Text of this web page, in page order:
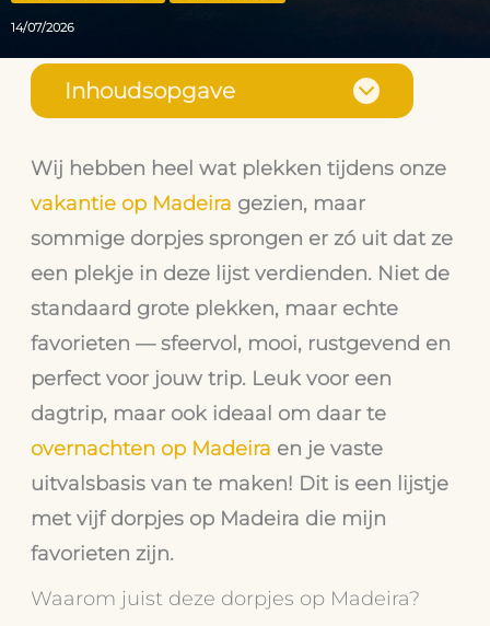
14/07/2026
Inhoudsopgave
Wij hebben heel wat plekken tijdens onze
vakantie op Madeira gezien, maar
sommige dorpjes sprongen er zó uit dat ze
een plekje in deze lijst verdienden. Niet de
standaard grote plekken, maar echte
favorieten — sfeervol, mooi, rustgevend en
perfect voor jouw trip. Leuk voor een
dagtrip, maar ook ideaal om daar te
overnachten op Madeira en je vaste
uitvalsbasis van te maken! Dit is een lijstje
met vijf dorpjes op Madeira die mijn
favorieten zijn.
Waarom juist deze dorpjes op Madeira?